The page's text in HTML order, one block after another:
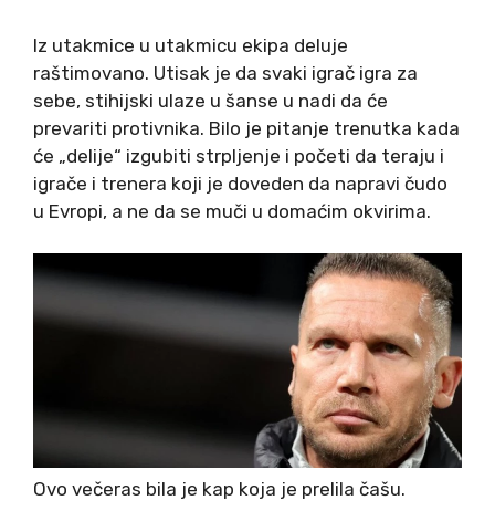
Iz utakmice u utakmicu ekipa deluje
raštimovano. Utisak je da svaki igrač igra za
sebe, stihijski ulaze u šanse u nadi da će
prevariti protivnika. Bilo je pitanje trenutka kada
će „delije“ izgubiti strpljenje i početi da teraju i
igrače i trenera koji je doveden da napravi čudo
u Evropi, a ne da se muči u domaćim okvirima.
Ovo večeras bila je kap koja je prelila čašu.